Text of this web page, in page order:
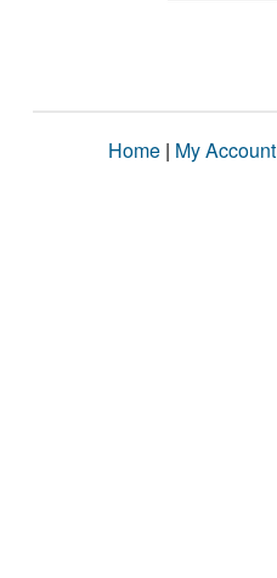
Home | My Account